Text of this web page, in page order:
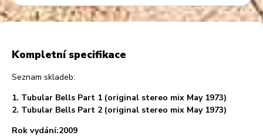
Kompletní specifikace
Seznam skladeb:
1. Tubular Bells Part 1 (original stereo mix May 1973)
2. Tubular Bells Part 2 (original stereo mix May 1973)
Rok vydání:2009